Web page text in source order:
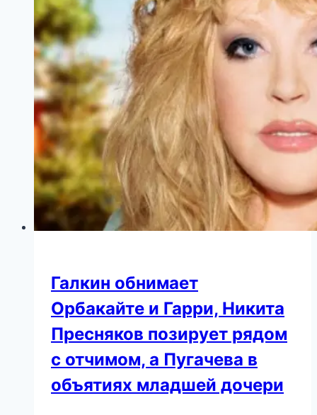
Галкин обнимает
Орбакайте и Гарри, Никита
Пресняков позирует рядом
с отчимом, а Пугачева в
объятиях младшей дочери